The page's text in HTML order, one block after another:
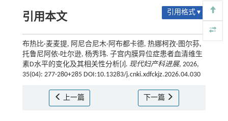
引用本文 引用格式 ▾
布热比·麦麦提, 阿尼合尼木·阿布都卡德, 热娜柯孜·图尔荪,
托鲁尼阿依·吐尔逊, 杨秀玮. 子宫内膜异位症患者血清维生
素D水平的变化及其相关性分析[J]. 现代妇产科进展, 2026,
35(04): 277-280+285 DOI:10.13283/j.cnki.xdfckjz.2026.04.030
上一篇 下一篇